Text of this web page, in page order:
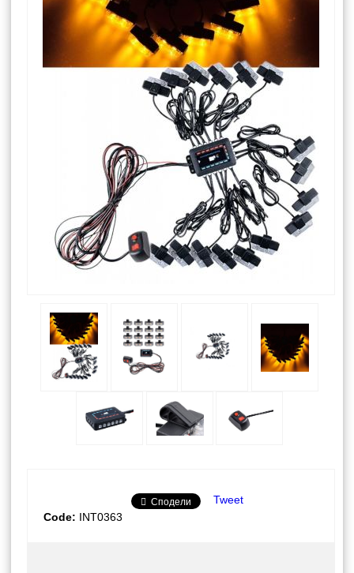
Сподели
Tweet
Code: INT0363